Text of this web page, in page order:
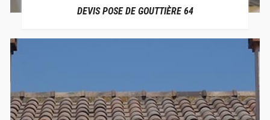
DEVIS POSE DE GOUTTIÈRE 64